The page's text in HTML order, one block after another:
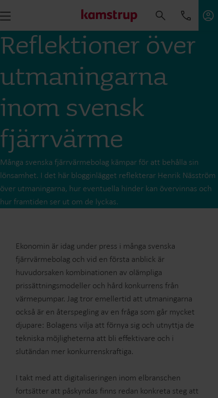
Reflektioner över
utmaningarna
inom svensk
fjärrvärme
Många svenska fjärrvärmebolag kämpar för att behålla sin
lönsamhet. I det här blogginlägget reflekterar Henrik Näsström
över utmaningarna, hur eventuella hinder kan övervinnas och
hur framtiden ser ut om de lyckas.
Ekonomin är idag under press i många svenska
fjärrvärmebolag och vid en första anblick är
huvudorsaken kombinationen av olämpliga
prissättningsmodeller och hård konkurrens från
värmepumpar. Jag tror emellertid att utmaningarna
också är en återspegling av en fråga som går mycket
djupare: Bolagens vilja att förnya sig och utnyttja de
tekniska möjligheterna att bli effektivare och i
slutändan mer konkurrenskraftiga.
I takt med att digitaliseringen inom elbranschen
fortsätter att påskyndas finns redan konkreta steg att